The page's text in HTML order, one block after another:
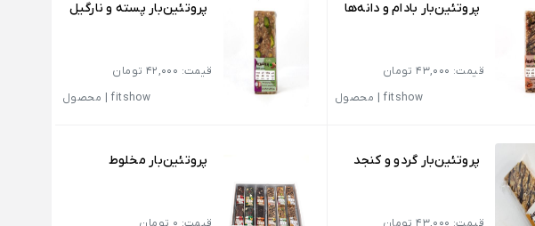
پروتئین‌بار بادام‌ و دانه‌ها
قیمت: 43,000 تومان
fitshow
محصول
پروتئین‌بار پسته و نارگیل
قیمت: 42,000 تومان
fitshow
محصول
پروتئین‌بار گردو و کنجد پروتئین‌بار مخلوط